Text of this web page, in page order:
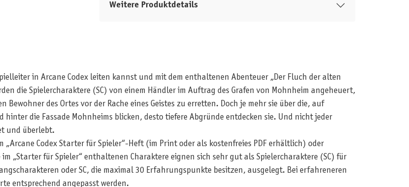
Weitere Produktdetails
in Arcane Codex leiten kannst und mit dem enthaltenen Abenteuer „Der Fluch der alten
die Spielercharaktere (SC) von einem Händler im Auftrag des Grafen von Mohnheim angeheuert,
des Ortes vor der Rache eines Geistes zu erretten. Doch je mehr sie über die, auf
die Fassade Mohnheims blicken, desto tiefere Abgründe entdecken sie. Und nicht jeder
und überlebt.
„Arcane Codex Starter für Spieler“-Heft (im Print oder als kostenfreies PDF erhältlich) oder
„Starter für Spieler“ enthaltenen Charaktere eignen sich sehr gut als Spielercharaktere (SC) für
oder SC, die maximal 30 Erfahrungspunkte besitzen, ausgelegt. Bei erfahreneren
entsprechend angepasst werden.